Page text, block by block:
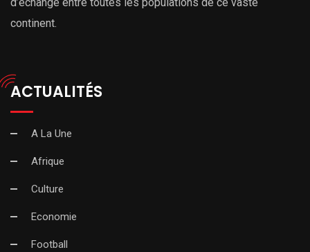
continent.
ACTUALITÉS
A La Une
Afrique
Culture
Economie
Football